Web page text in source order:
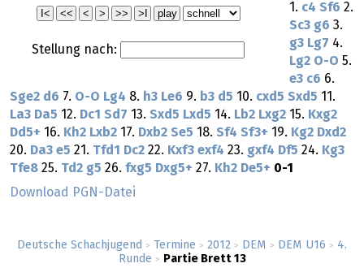
Deutsche Schachjugend > Termine > 2012 > DEM > DEM U16 > 4.
Runde > Partie Brett 13
Stellung nach:
1. c4 Sf6 2.
Sc3 g6 3.
g3 Lg7 4.
Lg2 O-O 5.
e3 c6 6.
Sge2 d6 7. O-O Lg4 8. h3 Le6 9. b3 d5 10. cxd5 Sxd5 11.
La3 Da5 12. Dc1 Sd7 13. Sxd5 Lxd5 14. Lb2 Lxg2 15. Kxg2
Dd5+ 16. Kh2 Lxb2 17. Dxb2 Se5 18. Sf4 Sf3+ 19. Kg2 Dxd2
20. Da3 e5 21. Tfd1 Dc2 22. Kxf3 exf4 23. gxf4 Df5 24. Kg3
Tfe8 25. Td2 g5 26. fxg5 Dxg5+ 27. Kh2 De5+ 0-1
Download PGN-Datei